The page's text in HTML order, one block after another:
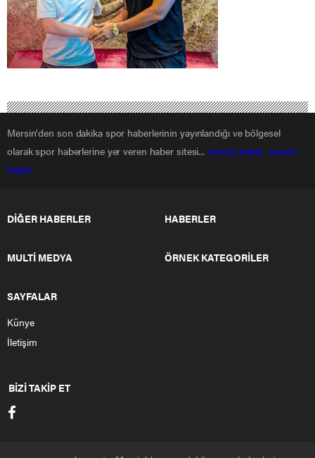
Mersin'den son dakika spor haberlerinin yayınlandığı ve bölgesel
olarak spor haberlerine yer veren haber sitesi... mersin haber mersin
haber
DİĞER HABERLER HABERLER
MULTİ MEDYA ÖRNEK KATEGORİLER
SAYFALAR
Künye
İletişim
BİZİ TAKİP ET